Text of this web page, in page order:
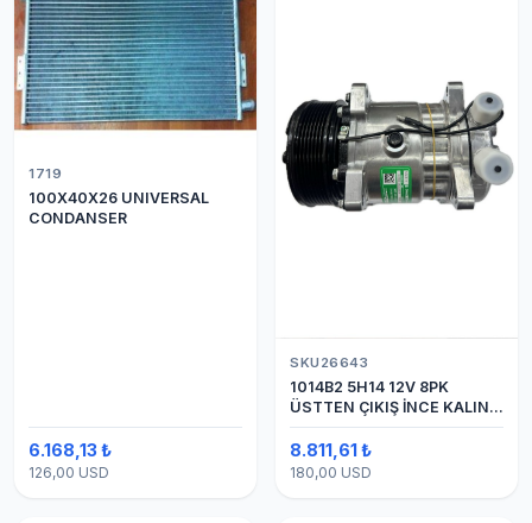
1719
100X40X26 UNIVERSAL
CONDANSER
6.168,13 ₺
126,00 USD
SKU26643
1014B2 5H14 12V 8PK
ÜSTTEN ÇIKIŞ İNCE KALIN
(SANDEN) KLİMA
KOMPESÖRÜ
8.811,61 ₺
180,00 USD